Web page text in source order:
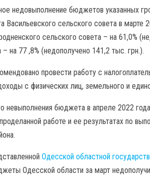
недовыполнение бюджетов указанных
сельского совета в марте
сельского совета – на 61,0%
на 77 ,8% (недополучено 141,2 тыс. грн.).
провести работу с
с физических лиц, земельного и
невыполнения бюджета в апреле 2022
работе и ее результатах по
Одесской областной
Одесской области за март